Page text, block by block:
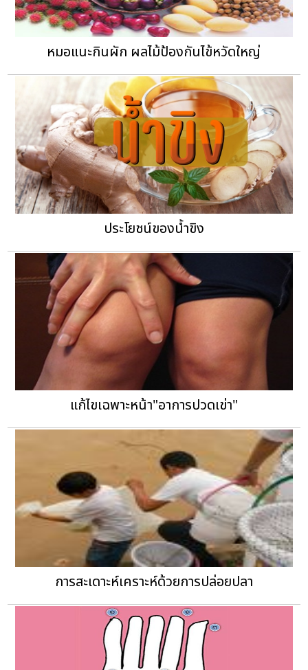
หมอแนะกินผัก ผลไม้ป้องกันไข้หวัดใหญ่
ประโยชน์ของน้ำขิง
แก้ไขเฉพาะหน้า"อาการปวดเข่า"
การสะเดาะห์เคราะห์ด้วยการปล่อยปลา